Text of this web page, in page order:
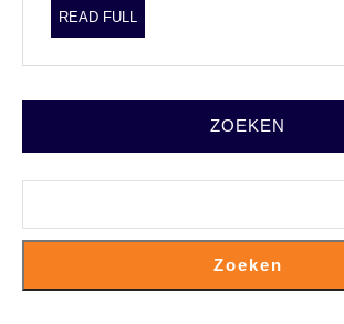
READ FULL
FULL
ZOEKEN
Zoeken